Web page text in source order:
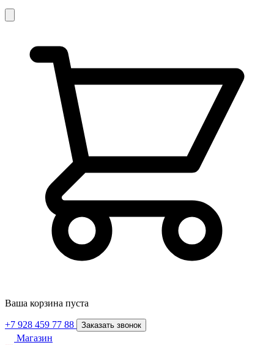
Ваша корзина пуста
+7 928 459 77 88 Заказать звонок
Магазин